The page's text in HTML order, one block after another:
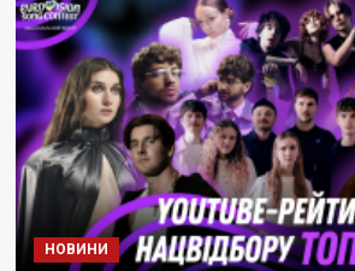
НОВИНИ